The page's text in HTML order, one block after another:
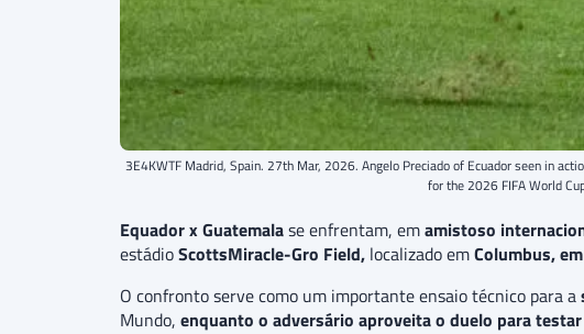
3E4KWTF Madrid, Spain. 27th Mar, 2026. Angelo Preciado of Ecuador seen in
for the 2026 FIFA World
Equador x Guatemalase enfrentam, emamistoso
estádioScottsMiracle-Gro Field, localizado emColumbus,
O confronto serve como um importante ensaio técnico para a
Mundo, enquanto o adversário aproveita o duelo para